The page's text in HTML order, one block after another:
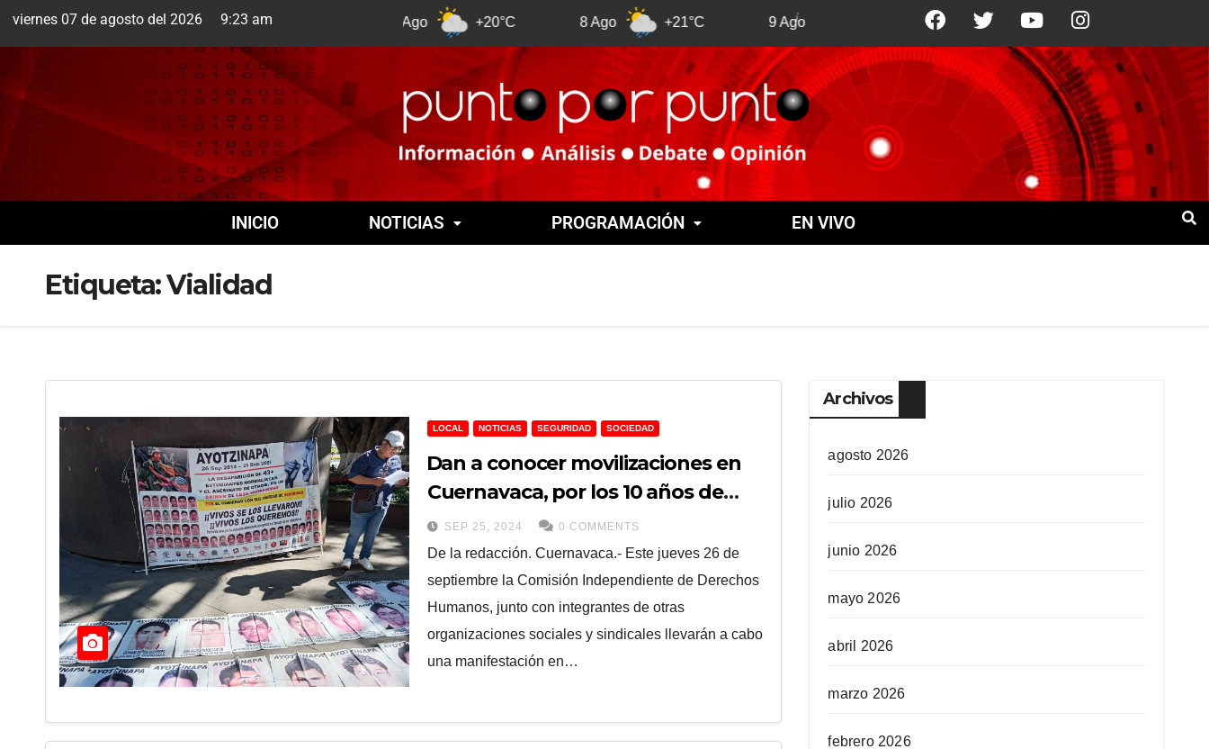
viernes 07 de agosto del 2026 9:23 am
Cuernavaca +20°C 8 Ago +21°C 9 Ago +21°C +21°C 11 Ago
INICIO NOTICIAS PROGRAMACIÓN EN VIVO
Etiqueta:Vialidad
LOCAL NOTICIAS SEGURIDAD SOCIEDAD
⁠Dan a conocer movilizaciones en
Cuernavaca, por los 10 años de
desaparición de normalistas de
Ayotzinapa.
SEP 25, 2024 0 COMMENTS
De la redacción. Cuernavaca.- Este jueves 26 de
septiembre la Comisión Independiente de Derechos
Humanos, junto con integrantes de otras
organizaciones sociales y sindicales llevarán a cabo
una manifestación en…
Archivos
agosto 2026
julio 2026
junio 2026
mayo 2026
abril 2026
marzo 2026
febrero 2026